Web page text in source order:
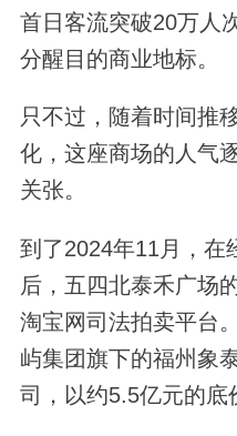
首日客流突破20万人
分醒目的商业地标。
只不过，随着时间推
化，这座商场的人气
关张。
到了2024年11月，在
后，五四北泰禾广场
淘宝网司法拍卖平台
屿集团旗下的福州象
司，以约5.5亿元的底